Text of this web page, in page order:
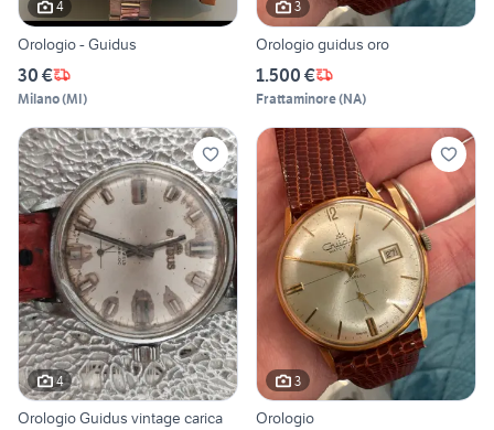
4
Orologio - Guidus
30 €
Milano(MI)
3
Orologio guidus oro
1.500 €
Frattaminore(NA)
4
Orologio Guidus vintage carica
3
Orologio